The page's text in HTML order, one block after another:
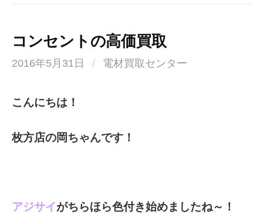
コンセントの高価買取
2016年5月31日 / 電材買取センター
こんにちは！
枚方店の岡ちゃんです！
アジサイがちらほら色付き始めましたね～！